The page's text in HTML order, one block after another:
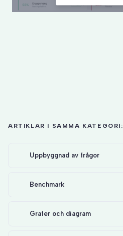
ARTIKLAR I SAMMA KATEGORI:
Uppbyggnad av frågor
Benchmark
Grafer och diagram